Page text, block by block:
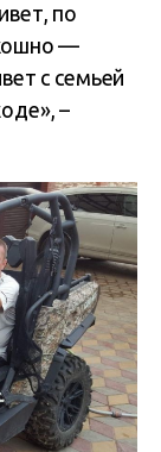
по
—
с семьей
–